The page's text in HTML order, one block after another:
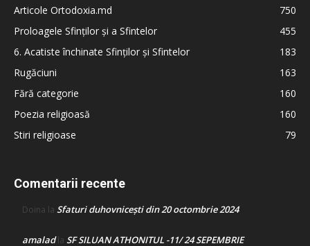
Articole Ortodoxia.md
750
Proloagele Sfinților și a Sfintelor
455
6. Acatiste închinate Sfinților și Sfintelor
183
Rugăciuni
163
Fără categorie
160
Poezia religioasă
160
Stiri religioase
79
Comentarii recente
Doina la Sfaturi duhovnicești din 20 octombrie 2024
amaladla SF SILUAN ATHONITUL -11/ 24 SEPEMBRIE